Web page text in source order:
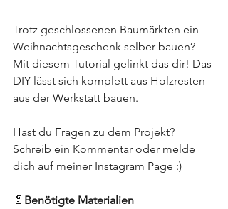
Trotz geschlossenen Baumärkten ein
Weihnachtsgeschenk selber bauen?
Mit diesem Tutorial gelinkt das dir! Das
DIY lässt sich komplett aus Holzresten
aus der Werkstatt bauen.
Hast du Fragen zu dem Projekt?
Schreib ein Kommentar oder melde
dich auf meiner Instagram Page :)
📄 Benötigte Materialien